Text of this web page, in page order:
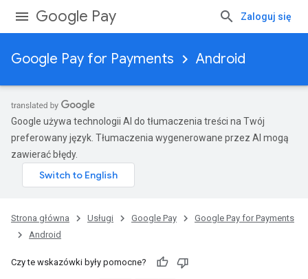
Google Pay Zaloguj się
Google Pay for Payments Android
Google używa technologii AI do tłumaczenia treści na Twój
preferowany język. Tłumaczenia wygenerowane przez AI mogą
zawierać błędy.
Strona główna Usługi Google Pay
Google Pay for Payments
Android
Czy te wskazówki były pomocne?